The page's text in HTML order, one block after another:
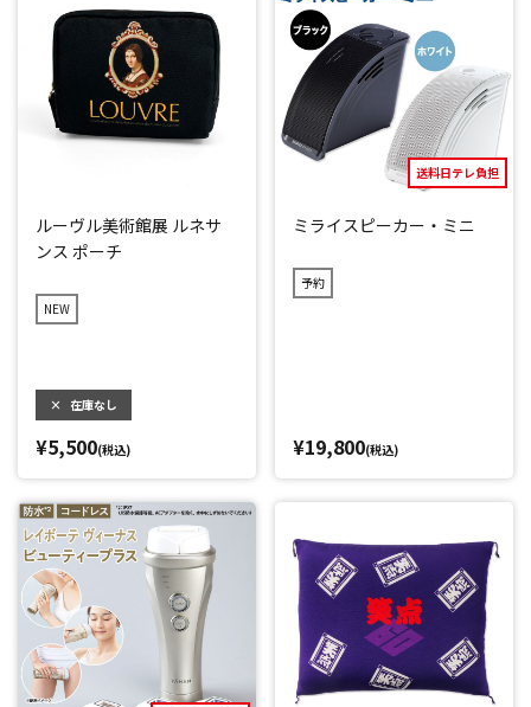
ルーヴル美術館展 ルネサ
ンス ポーチ
NEW
× 在庫なし
¥5,500(税込)
送料日テレ負担
ミライスピーカー・ミニ
予約
¥19,800(税込)